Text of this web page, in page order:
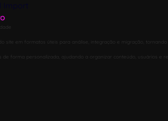
Import
site em formatos úteis para análise, integração e migração,
forma personalizada, ajudando a organizar conteúdo, usuários e